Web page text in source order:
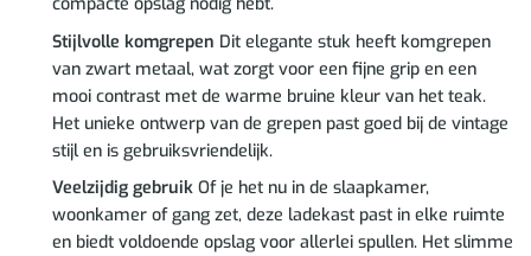
Stijlvolle komgrepen Dit elegante stuk heeft komgrepen
van zwart metaal, wat zorgt voor een fijne grip en een
mooi contrast met de warme bruine kleur van het teak.
Het unieke ontwerp van de grepen past goed bij de vintage
stijl en is gebruiksvriendelijk.
Veelzijdig gebruikOf je het nu in de slaapkamer,
woonkamer of gang zet, deze ladekast past in elke ruimte
en biedt voldoende opslag voor allerlei spullen. Het slimme